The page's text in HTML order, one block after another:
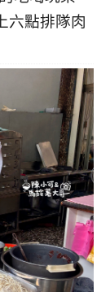
六點排隊肉